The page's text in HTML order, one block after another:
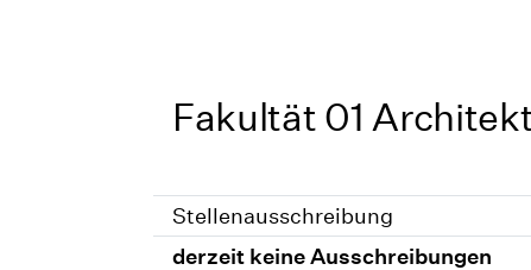
Fakultät 01
Stellenausschreibung
derzeit keine Ausschreibungen